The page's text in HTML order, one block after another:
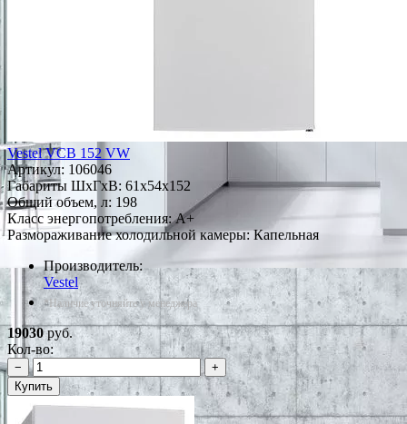
Vestel VCB 152 VW
Артикул: 106046
Габариты ШxГxВ: 61x54x152
Общий объем, л: 198
Класс энергопотребления: A+
Размораживание холодильной камеры: Капельная
Производитель:
Vestel
*Наличие уточняйте у менеджера
19030руб.
Кол-во:
−
+
Купить